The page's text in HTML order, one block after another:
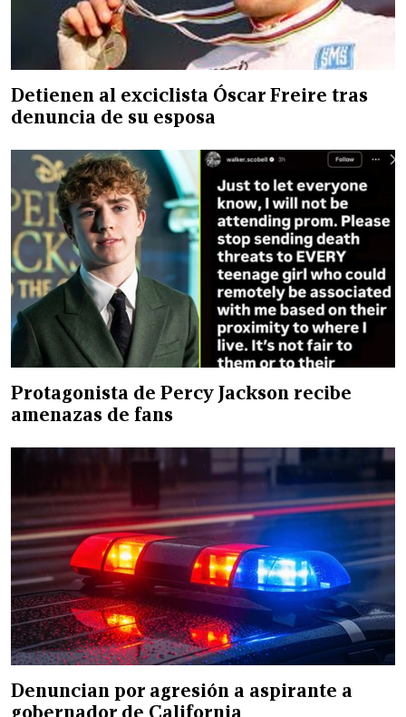
Detienen al exciclista Óscar Freire tras
denuncia de su esposa
Protagonista de Percy Jackson recibe
amenazas de fans
Denuncian por agresión a aspirante a
gobernador de California